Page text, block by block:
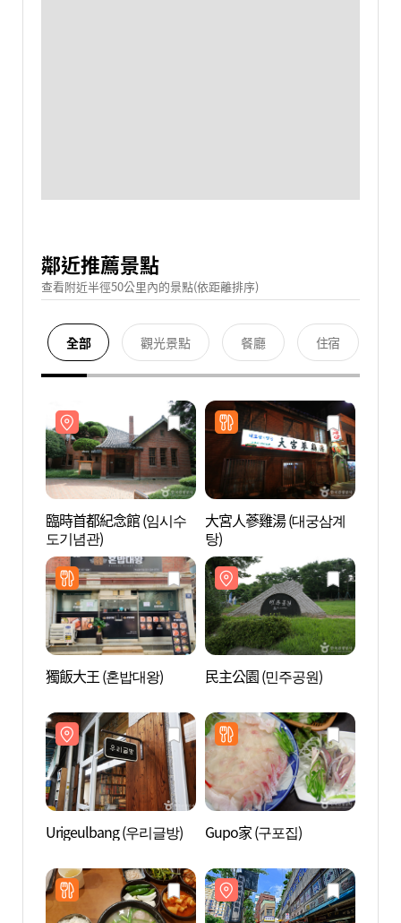
鄰近推薦景點
查看附近半徑50公里內的景點(依距離排序)
全部 觀光景點 餐廳 住宿
臨時首都紀念館 (임시수
도기념관)
大宮人蔘雞湯 (대궁삼계
탕)
獨飯大王 (혼밥대왕) 民主公園 (민주공원)
Urigeulbang (우리글방) Gupo家 (구포집)